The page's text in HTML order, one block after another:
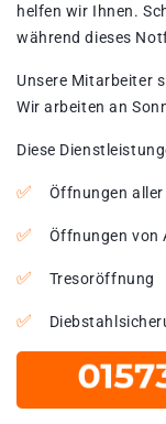
helfen wir Ihnen.
während dieses
Unsere Mitarbeiter
Wir arbeiten an
Diese
Öffnungen
Öffnungen von
Tresoröffnung